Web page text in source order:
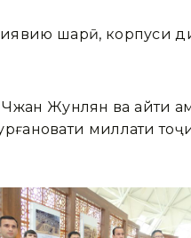
шаҳрӣ, корпуси
Жунлян ва ҳайти
миллати